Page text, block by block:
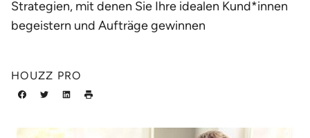
Strategien, mit denen Sie Ihre idealen Kund*innen
begeistern und Aufträge gewinnen
HOUZZ PRO